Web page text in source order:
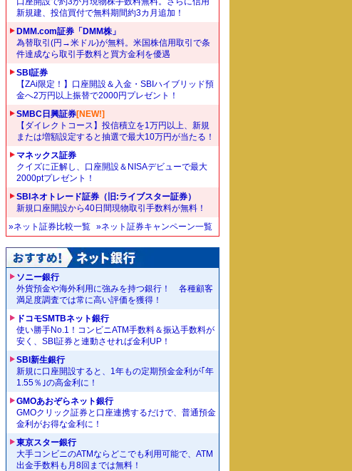
新規建、投信買付で無料期間約3カ月追加！
DMM.com証券「DMM株」
為替取引(円→米ドル)が無料。米国株信用取引で条
件達成なら取引手数料と買方金利を優遇
SBI証券
【ZAi限定！】口座開設＆入金・SBIハイブリッド預
金へ2万円以上振替で2000円プレゼント！
SMBC日興証券[NEW!]
【ダイレクトコース】投信積立を1万円以上、新規
または増額設定すると抽選で最大10万円が当たる！
マネックス証券
クイズに正解し、口座開設＆NISAデビューで最大
2000ptプレゼント！
SBIネオトレード証券（旧:ライブスター証券）
新規口座開設から40日間現物取引手数料が無料！
»ネット証券比較一覧 »ネット証券キャンペーン一覧
ソニー銀行
外貨預金や海外利用に強みを持つ銀行！ 各種顧客
満足度調査では常に高い評価を獲得！
ドコモSMTBネット銀行
使い勝手No.1！コンビニATM手数料＆振込手数料が
安く、SBI証券と連動させれば金利UP！
SBI新生銀行
新規に口座開設すると、1年もの定期預金金利が｢年
1.55％｣の高金利に！
GMOあおぞらネット銀行
GMOクリック証券と口座連携するだけで、普通預金
金利がお得な金利に！
東京スター銀行
大手コンビニのATMならどこでも利用可能で、ATM
出金手数料も月8回までは無料！